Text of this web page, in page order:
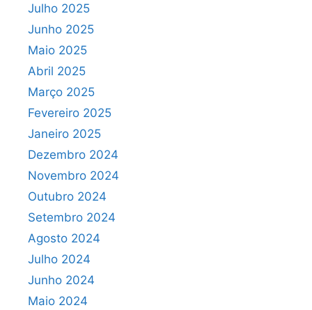
Julho 2025
Junho 2025
Maio 2025
Abril 2025
Março 2025
Fevereiro 2025
Janeiro 2025
Dezembro 2024
Novembro 2024
Outubro 2024
Setembro 2024
Agosto 2024
Julho 2024
Junho 2024
Maio 2024